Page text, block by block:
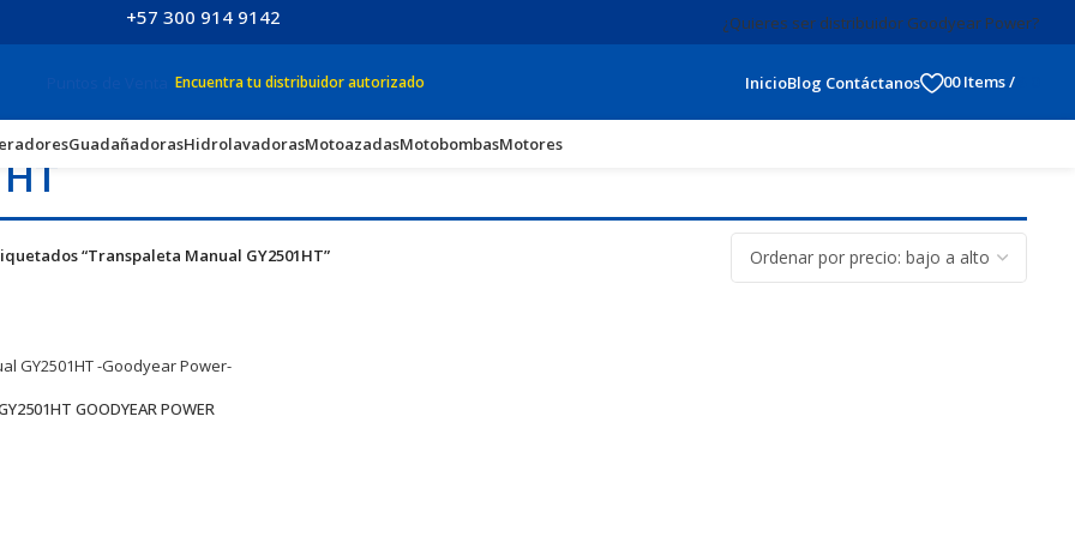
+57 300 914 9142 ¿Quieres ser distribuidor Goodyear Power?
Encuentra tu distribuidor autorizado InicioBlog Contáctanos 00Items/
GuadañadorasHidrolavadorasMotoazadasMotobombasMotores
“Transpaleta Manual GY2501HT”
GOODYEAR POWER